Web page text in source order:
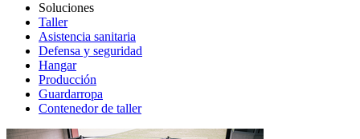
Soluciones
Taller
Asistencia sanitaria
Defensa y seguridad
Hangar
Producción
Guardarropa
Contenedor de taller